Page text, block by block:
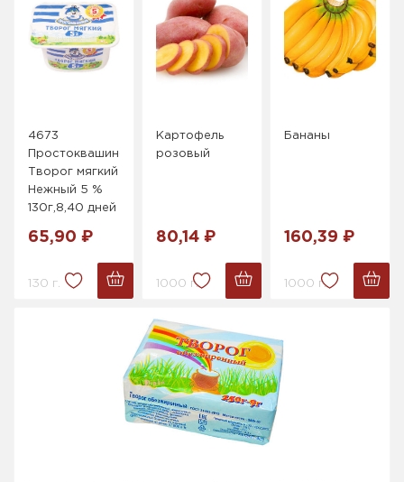
4673
Простоквашино
Творог мягкий
Нежный 5 %
130г,8,40 дней
65,90 ₽
130 г.
Картофель
розовый
80,14 ₽
1000 г.
Бананы
160,39 ₽
1000 г.